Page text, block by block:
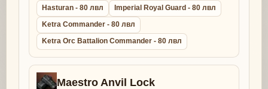
Hasturan - 80 лвл
Imperial Royal Guard - 80 лвл
Ketra Commander - 80 лвл
Ketra Orc Battalion Commander - 80 лвл
Maestro Anvil Lock